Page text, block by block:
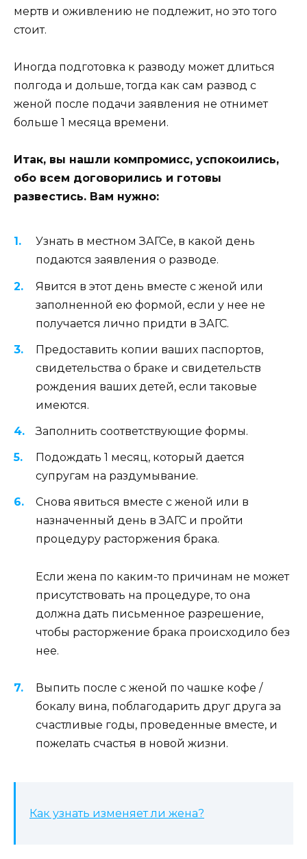
мертв и оживлению не подлежит, но это того
стоит.
Иногда подготовка к разводу может длиться
полгода и дольше, тогда как сам развод с
женой после подачи заявления не отнимет
больше 1 месяца времени.
Итак, вы нашли компромисс, успокоились,
обо всем договорились и готовы
развестись. Вам нужно:
Узнать в местном ЗАГСе, в какой день
подаются заявления о разводе.
Явится в этот день вместе с женой или
заполненной ею формой, если у нее не
получается лично придти в ЗАГС.
Предоставить копии ваших паспортов,
свидетельства о браке и свидетельств
рождения ваших детей, если таковые
имеются.
Заполнить соответствующие формы.
Подождать 1 месяц, который дается
супругам на раздумывание.
Снова явиться вместе с женой или в
назначенный день в ЗАГС и пройти
процедуру расторжения брака.
Если жена по каким-то причинам не может
присутствовать на процедуре, то она
должна дать письменное разрешение,
чтобы расторжение брака происходило без
нее.
Выпить после с женой по чашке кофе /
бокалу вина, поблагодарить друг друга за
счастливые годы, проведенные вместе, и
пожелать счастья в новой жизни.
Как узнать изменяет ли жена?